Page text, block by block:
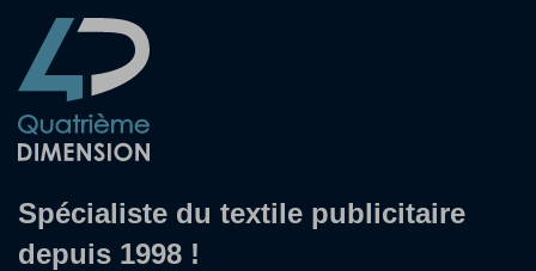
Spécialiste du textile publicitaire
depuis 1998 !